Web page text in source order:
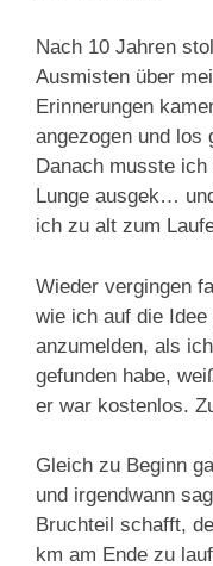
Nach 10 Jahren
Ausmisten über
Erinnerungen
angezogen und los
Danach musste
Lunge ausgek…
ich zu alt zum
Wieder vergingen
wie ich auf die
anzumelden, als
gefunden habe,
er war kostenlos.
Gleich zu Beginn
und irgendwann
Bruchteil schafft,
km am Ende zu